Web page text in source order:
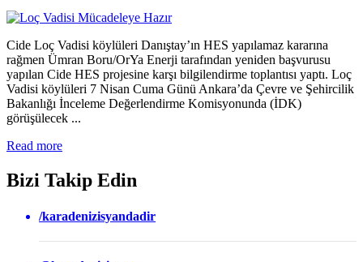
Cide Loç Vadisi köylüleri Danıştay’ın HES yapılamaz kararına
rağmen Ümran Boru/OrYa Enerji tarafından yeniden başvurusu
yapılan Cide HES projesine karşı bilgilendirme toplantısı yaptı. Loç
Vadisi köylüleri 7 Nisan Cuma Günü Ankara’da Çevre ve Şehircilik
Bakanlığı İnceleme Değerlendirme Komisyonunda (İDK)
görüşülecek ...
Read more
Bizi Takip Edin
/karadenizisyandadir